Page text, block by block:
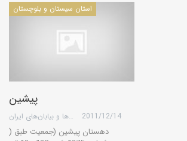
استان سیستان و بلوچستان
پیشین
گروه کویرها و بیابان‌های ایران 2011/12/14
) دهستان پیشین (جمعیت طبق